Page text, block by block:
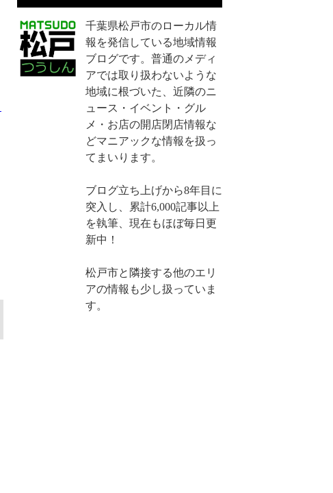
千葉県松戸市のローカル情
報を発信している地域情報
ブログです。普通のメディ
アでは取り扱わないような
地域に根づいた、近隣のニ
ュース・イベント・グル
メ・お店の開店閉店情報な
どマニアックな情報を扱っ
てまいります。
ブログ立ち上げから8年目に
突入し、累計6,000記事以上
を執筆、現在もほぼ毎日更
新中！
松戸市と隣接する他のエリ
アの情報も少し扱っていま
す。